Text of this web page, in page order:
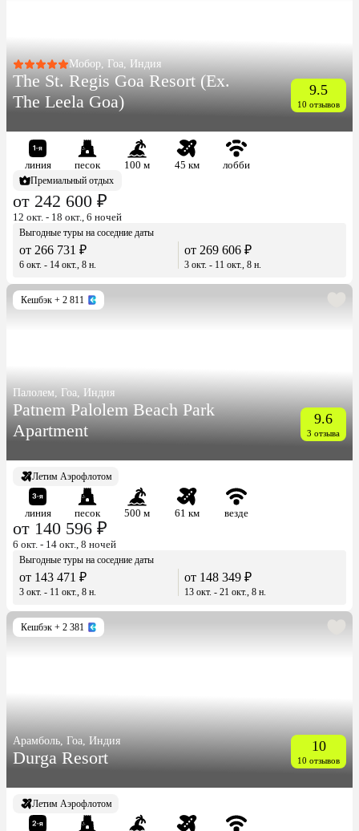
Мобор, Гоа, Индия
The St. Regis Goa Resort (Ex.
The Leela Goa)
9.5
10 отзывов
линия песок 100 м 45 км
лобби
Премиальный отдых
от 242 600 ₽
12 окт. - 18 окт., 6 ночей
Выгодные туры на соседние даты
от 266 731 ₽
6 окт. - 14 окт., 8 н.
от 269 606 ₽
3 окт. - 11 окт., 8 н.
Кешбэк + 2 811
Палолем, Гоа, Индия
Patnem Palolem Beach Park
Apartment
9.6
3 отзыва
Летим Аэрофлотом
линия песок 500 м 61 км везде
от 140 596 ₽
6 окт. - 14 окт., 8 ночей
Выгодные туры на соседние даты
от 143 471 ₽
3 окт. - 11 окт., 8 н.
от 148 349 ₽
13 окт. - 21 окт., 8 н.
Кешбэк + 2 381
Арамболь, Гоа, Индия
Durga Resort
10
10 отзывов
Летим Аэрофлотом